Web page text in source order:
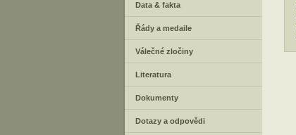
Data & fakta
Řády a medaile
Válečné zločiny
Literatura
Dokumenty
Dotazy a odpovědi